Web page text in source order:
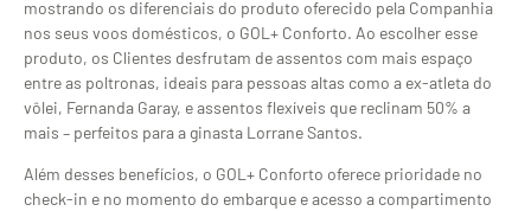
mostrando os diferenciais do produto oferecido pela Companhia
nos seus voos domésticos, o GOL+ Conforto. Ao escolher esse
produto, os Clientes desfrutam de assentos com mais espaço
entre as poltronas, ideais para pessoas altas como a ex-atleta do
vôlei, Fernanda Garay, e assentos flexíveis que reclinam 50% a
mais – perfeitos para a ginasta Lorrane Santos.
Além desses benefícios, o GOL+ Conforto oferece prioridade no
check-in e no momento do embarque e acesso a compartimento